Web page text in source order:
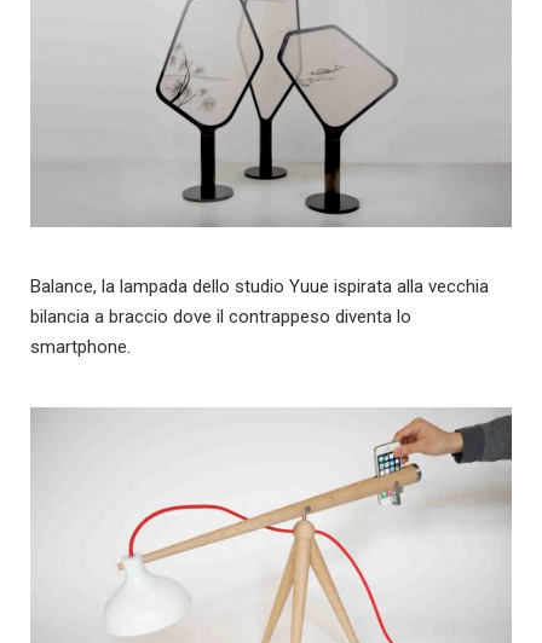
Balance, la lampada dello studio Yuue ispirata alla vecchia
bilancia a braccio dove il contrappeso diventa lo
smartphone.